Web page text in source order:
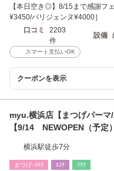
【本日空き◎】8/15まで感謝フ
¥3450/パリジェンヌ¥4000］
口コミ
2203
件
設備
スマート支払いOK
クーポンを表示
myu.横浜店【まつげパーマ
【9/14 NEWOPEN（予定
横浜駅徒歩7分
まつげ･ﾒｲｸ ｴｽﾃ ﾘﾗｸ